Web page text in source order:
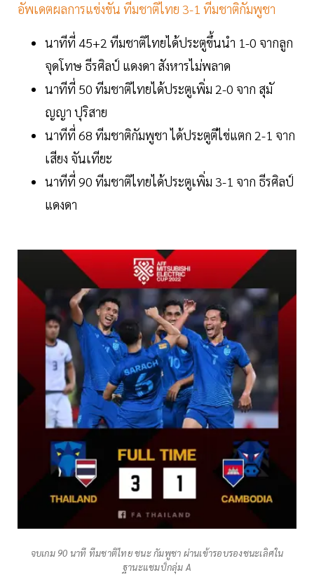
อัพเดตผลการแข่งขัน ทีมชาติไทย 3-1 ทีมชาติกัมพูชา
นาทีที่ 45+2 ทีมชาติไทยได้ประตูขึ้นนำ 1-0 จากลูก
จุดโทษ ธีรศิลป์ แดงดา สังหารไม่พลาด
นาทีที่ 50 ทีมชาติไทยได้ประตูเพิ่ม 2-0 จาก สุมั
ญญา ปุริสาย
นาทีที่ 68 ทีมชาติกัมพูชา ได้ประตูตีไข่แตก 2-1 จาก
เสียง จันเทียะ
นาทีที่ 90 ทีมชาติไทยได้ประตูเพิ่ม 3-1 จาก ธีรศิลป์
แดงดา
จบเกม 90 นาที ทีมชาติไทย ชนะ กัมพูชา ผ่านเข้ารอบรองชนะเลิศใน
ฐานะแชมป์กลุ่ม A